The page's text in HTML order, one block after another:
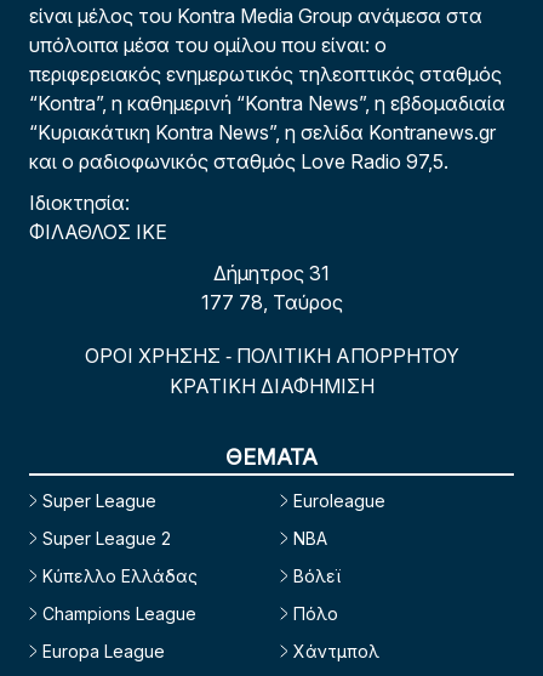
είναι μέλος του Kontra Media Group ανάμεσα στα
υπόλοιπα μέσα του ομίλου που είναι: ο
περιφερειακός ενημερωτικός τηλεοπτικός σταθμός
“Kontra”, η καθημερινή “Kontra News”, η εβδομαδιαία
“Κυριακάτικη Kontra News”, η σελίδα Kontranews.gr
και ο ραδιοφωνικός σταθμός Love Radio 97,5.
Ιδιοκτησία:
ΦΙΛΑΘΛΟΣ ΙΚΕ
Δήμητρος 31
177 78, Ταύρος
ΟΡΟΙ ΧΡΗΣΗΣ - ΠΟΛΙΤΙΚΗ ΑΠΟΡΡΗΤΟΥ
ΚΡΑΤΙΚΗ ΔΙΑΦΗΜΙΣΗ
ΘΕΜΑΤΑ
Super League
Super League 2
Κύπελλο Ελλάδας
Champions League
Europa League
Euroleague
NBA
Βόλεϊ
Πόλο
Χάντμπολ